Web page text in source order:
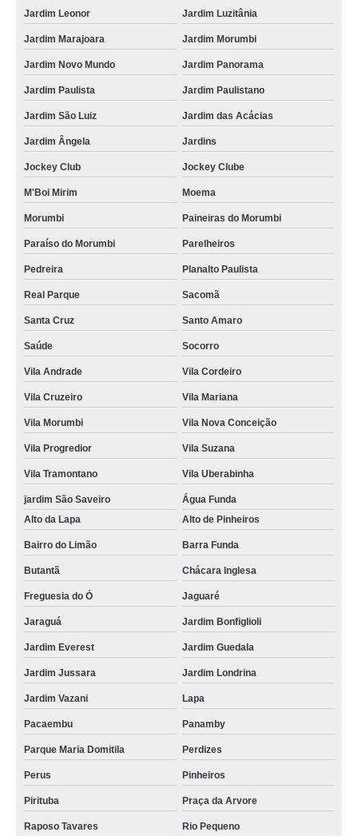
Jardim Leonor Jardim Luzitânia
Jardim Marajoara Jardim Morumbi
Jardim Novo Mundo Jardim Panorama
Jardim Paulista Jardim Paulistano
Jardim São Luiz Jardim das Acácias
Jardim Ângela Jardins
Jockey Club Jockey Clube
M'Boi Mirim Moema
Morumbi Paineiras do Morumbi
Paraíso do Morumbi Parelheiros
Pedreira Planalto Paulista
Real Parque Sacomã
Santa Cruz Santo Amaro
Saúde Socorro
Vila Andrade Vila Cordeiro
Vila Cruzeiro Vila Mariana
Vila Morumbi Vila Nova Conceição
Vila Progredior Vila Suzana
Vila Tramontano Vila Uberabinha
jardim São Saveiro
Água Funda
Alto da Lapa
Alto de Pinheiros
Bairro do Limão Barra Funda
Butantã Chácara Inglesa
Freguesia do Ó Jaguaré
Jaraguá Jardim Bonfiglioli
Jardim Everest Jardim Guedala
Jardim Jussara Jardim Londrina
Jardim Vazani Lapa
Pacaembu Panamby
Parque Maria Domitila Perdizes
Perus Pinheiros
Pirituba Praça da Arvore
Raposo Tavares Rio Pequeno